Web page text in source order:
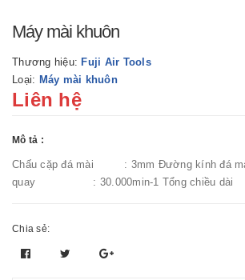
Máy mài khuôn
Thương hiệu: Fuji Air Tools
Loại: Máy mài khuôn
Liên hệ
Mô tả :
Chấu cặp đá mài : 3mm Đường kính đá
quay : 30.000min-1 Tổng chiều
Chia sẻ: